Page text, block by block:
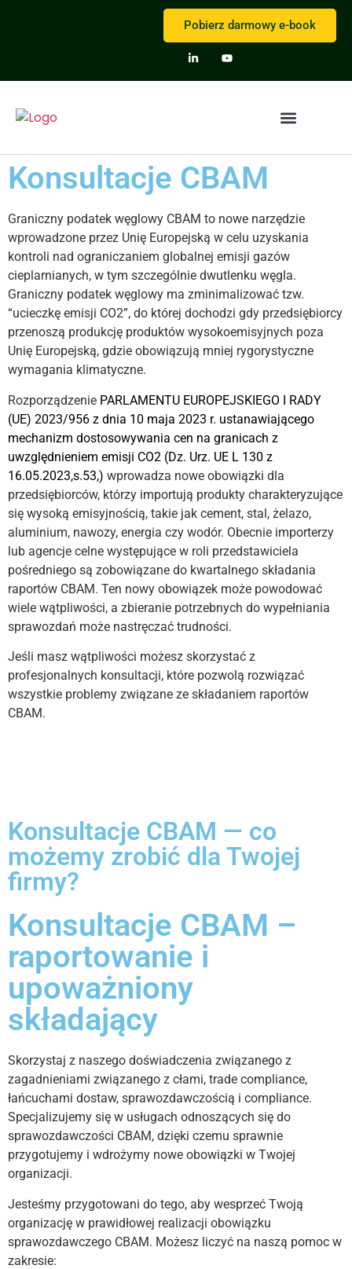
Pobierz darmowy e-book
Konsultacje CBAM
Graniczny podatek węglowy CBAM to nowe narzędzie
wprowadzone przez Unię Europejską w celu uzyskania
kontroli nad ograniczaniem globalnej emisji gazów
cieplarnianych, w tym szczególnie dwutlenku węgla.
Graniczny podatek węglowy ma zminimalizować tzw.
“ucieczkę emisji CO2”, do której dochodzi gdy przedsiębiorcy
przenoszą produkcję produktów wysokoemisyjnych poza
Unię Europejską, gdzie obowiązują mniej rygorystyczne
wymagania klimatyczne.
Rozporządzenie PARLAMENTU EUROPEJSKIEGO I RADY
(UE) 2023/956 z dnia 10 maja 2023 r. ustanawiającego
mechanizm dostosowywania cen na granicach z
uwzględnieniem emisji CO2 (Dz. Urz. UE L 130 z
16.05.2023,s.53,) wprowadza nowe obowiązki dla
przedsiębiorców, którzy importują produkty charakteryzujące
się wysoką emisyjnością, takie jak cement, stal, żelazo,
aluminium, nawozy, energia czy wodór. Obecnie importerzy
lub agencje celne występujące w roli przedstawiciela
pośredniego są zobowiązane do kwartalnego składania
raportów CBAM. Ten nowy obowiązek może powodować
wiele wątpliwości, a zbieranie potrzebnych do wypełniania
sprawozdań może nastręczać trudności.
Jeśli masz wątpliwości możesz skorzystać z
profesjonalnych konsultacji, które pozwolą rozwiązać
wszystkie problemy związane ze składaniem raportów
CBAM.
Konsultacje CBAM — co
możemy zrobić dla Twojej
firmy?
Konsultacje CBAM –
raportowanie i
upoważniony
składający
Skorzystaj z naszego doświadczenia związanego z
zagadnieniami związanego z cłami, trade compliance,
łańcuchami dostaw, sprawozdawczością i compliance.
Specjalizujemy się w usługach odnoszących się do
sprawozdawczości CBAM, dzięki czemu sprawnie
przygotujemy i wdrożymy nowe obowiązki w Twojej
organizacji.
Jesteśmy przygotowani do tego, aby wesprzeć Twoją
organizację w prawidłowej realizacji obowiązku
sprawozdawczego CBAM. Możesz liczyć na naszą pomoc w
zakresie: